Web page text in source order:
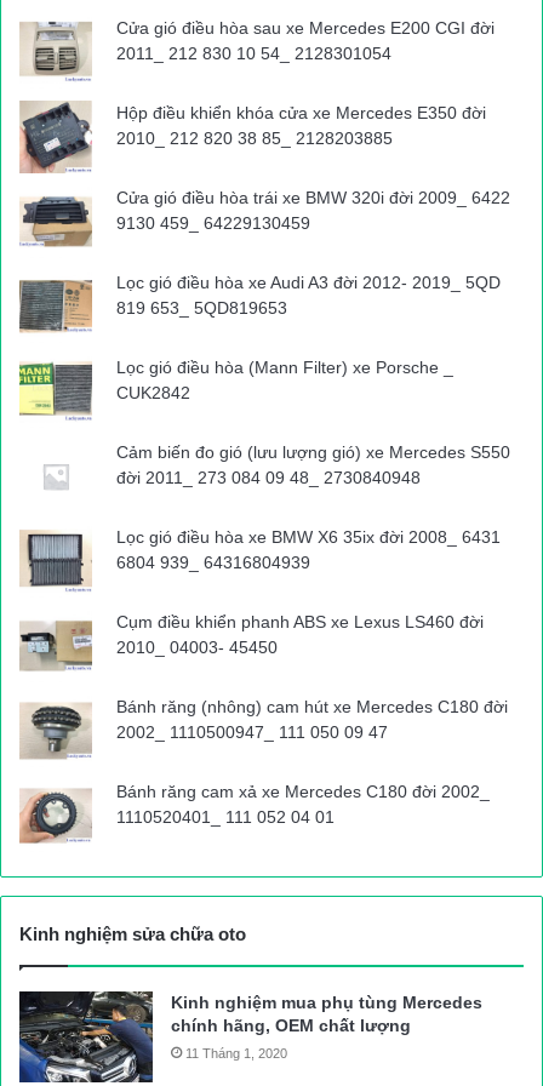
lâu dài, Sở GTVT đang trình UBND thành phố dự án nâng cấp,
cải tạo đường Ngô Quyền – Ngũ Hành Sơn. Dự kiến khởi công
trong quý I/2020”, ông Hưng thông tin.
Được biết, dự án cải tạo trục Ngô Quyền – Ngũ Hành Sơn có
điểm đầu bắt đầu tại nút Nguyễn Phan Vinh – Bùi Quốc Hưng
đến điểm cuối nút Hồ Xuân Hương – cầu Tiên Sơn với tổng
chiều dài 7,84km. Trục đường này sẽ được tổ chức giao thông
trên đường chính, phân 3 làn xe dành cho xe ô tô các loại lưu
thông. Trên đường gom, phân 2 làn xe dành cho xe mô tô, xe
máy, xe thô sơ và xe ô tô có kích thước nhỏ lưu thông. Tổng
mức đầu tư dự kiến gần 200 tỷ đồng.
Cửa gió điều hòa sau xe Mercedes E200 CGI đời
2011_ 212 830 10 54_ 2128301054
Hộp điều khiển khóa cửa xe Mercedes E350 đời
2010_ 212 820 38 85_ 2128203885
Cửa gió điều hòa trái xe BMW 320i đời 2009_ 6422
9130 459_ 64229130459
Lọc gió điều hòa xe Audi A3 đời 2012- 2019_ 5QD
819 653_ 5QD819653
Lọc gió điều hòa (Mann Filter) xe Porsche _
CUK2842
Cảm biến đo gió (lưu lượng gió) xe Mercedes S550
đời 2011_ 273 084 09 48_ 2730840948
Lọc gió điều hòa xe BMW X6 35ix đời 2008_ 6431
6804 939_ 64316804939
Cụm điều khiển phanh ABS xe Lexus LS460 đời
2010_ 04003- 45450
Bánh răng (nhông) cam hút xe Mercedes C180 đời
2002_ 1110500947_ 111 050 09 47
Bánh răng cam xả xe Mercedes C180 đời 2002_
1110520401_ 111 052 04 01
Kinh nghiệm sửa chữa oto
Kinh nghiệm mua phụ tùng Mercedes
chính hãng, OEM chất lượng
11 Tháng 1, 2020